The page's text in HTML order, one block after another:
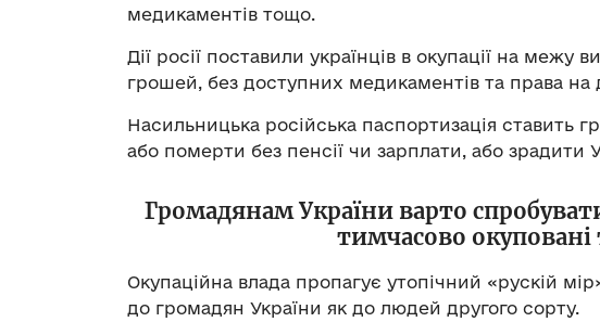
медикаментів тощо.
Дії росії поставили українців в окупації на
грошей, без доступних медикаментів та права на
Насильницька російська паспортизація ставить
або померти без пенсії чи зарплати, або зрадити
Громадянам України варто
тимчасово окуповані
Окупаційна влада пропагує утопічний «рускій
до громадян України як до людей другого сорту.